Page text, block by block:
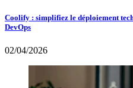
Coolify : simplifiez le déploiement
DevOps
02/04/2026